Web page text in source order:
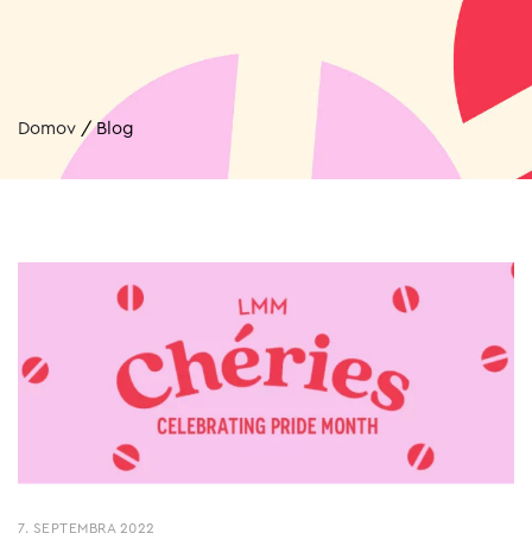
Domov /Blog
7. SEPTEMBRA 2022